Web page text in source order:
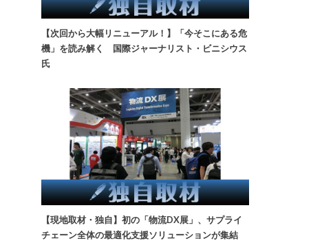
【次回から大幅リニューアル！】「今そこにある危
機」を読み解く 国際ジャーナリスト・ビニシウス
氏
【現地取材・独自】初の「物流DX展」、サプライ
チェーン全体の最適化支援ソリューションが集結